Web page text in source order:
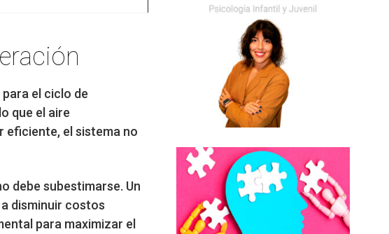
el ciclo de
que el aire
eficiente, el sistema no
debe subestimarse. Un
disminuir costos
para maximizar el